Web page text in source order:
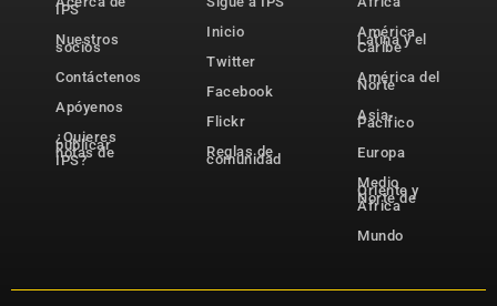
IPS
Nuestros
socios
Contáctenos
Apóyenos
¿Quieres
publicar
notas de
IPS?
Inicio
Twitter
Facebook
Flickr
Reglas de
comunidad
América
Latina y el
Caribe
América del
Norte
Asia-
Pacífico
Europa
Medio
Oriente y
Norte de
África
Mundo